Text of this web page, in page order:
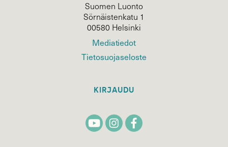
Suomen Luonto
Sörnäistenkatu 1
00580 Helsinki
Mediatiedot
Tietosuojaseloste
KIRJAUDU